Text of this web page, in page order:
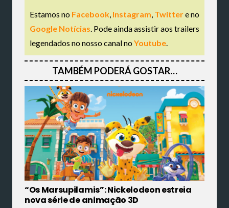
Estamos no Facebook, Instagram, Twittere no
Google Notícias. Pode ainda assistir aos trailers
legendados no nosso canal noYoutube.
TAMBÉM PODERÁ GOSTAR…
“Os Marsupilamis”: Nickelodeon estreia
nova série de animação 3D